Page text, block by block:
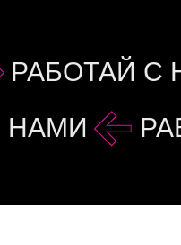
РАБОТАЙ С
НАМИ